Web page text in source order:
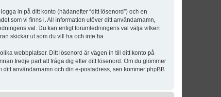
in på ditt konto (hädanefter “ditt lösenord”) och en
som vi finns i. All information utöver ditt användarnamn,
val. Du kan enligt forumledningens val välja vilken
skickar ut som du vill ha och inte ha.
webbplatser. Ditt lösenord är vägen in till ditt konto på
tredje part att fråga dig efter ditt lösenord. Om du glömmer
användarnamn och din e-postadress, sen kommer phpBB